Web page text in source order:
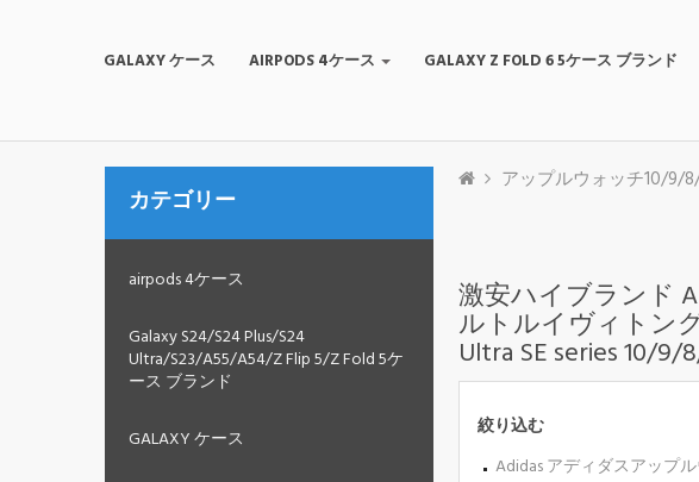
GALAXY ケース AIRPODS 4ケース GALAXY Z FOLD 6 5ケース ブランド
カテゴリー
airpods 4ケース
Galaxy S24/S24 Plus/S24
Ultra/S23/A55/A54/Z Flip 5/Z Fold 5ケ
ース ブランド
GALAXY ケース
アップルウォッチ10/9/
激安ハイブランド
ルトルイヴィトン
Ultra SE series 10/
絞り込む
Adidas アディダスアップ